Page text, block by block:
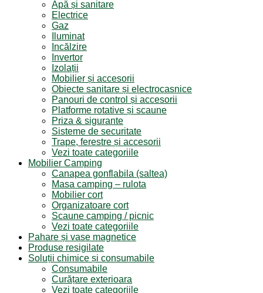
Apă și sanitare
Electrice
Gaz
Iluminat
Incălzire
Invertor
Izolații
Mobilier și accesorii
Obiecte sanitare și electrocasnice
Panouri de control și accesorii
Platforme rotative și scaune
Priza & sigurante
Sisteme de securitate
Trape, ferestre și accesorii
Vezi toate categoriile
Mobilier Camping
Canapea gonflabila (saltea)
Masa camping – rulota
Mobilier cort
Organizatoare cort
Scaune camping / picnic
Vezi toate categoriile
Pahare și vase magnetice
Produse resigilate
Soluții chimice și consumabile
Consumabile
Curățare exterioara
Vezi toate categoriile